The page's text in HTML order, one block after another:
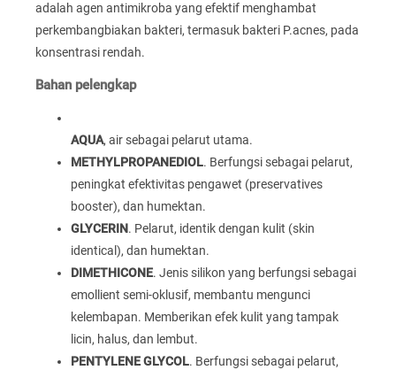
adalah agen antimikroba yang efektif menghambat
perkembangbiakan bakteri, termasuk bakteri P.acnes, pada
konsentrasi rendah.
Bahan pelengkap
AQUA, air sebagai pelarut utama.
METHYLPROPANEDIOL. Berfungsi sebagai pelarut,
peningkat efektivitas pengawet (preservatives
booster), dan humektan.
GLYCERIN. Pelarut, identik dengan kulit (skin
identical), dan humektan.
DIMETHICONE. Jenis silikon yang berfungsi sebagai
emollient semi-oklusif, membantu mengunci
kelembapan. Memberikan efek kulit yang tampak
licin, halus, dan lembut.
PENTYLENE GLYCOL. Berfungsi sebagai pelarut,